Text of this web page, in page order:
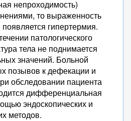
непроходимость)
то выраженность
гипертермия.
патологического
тела не поднимается
значений. Больной
позывов к дефекации и
обследовании пациента
дифференциальная
эндоскопических и
методов.